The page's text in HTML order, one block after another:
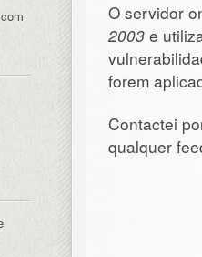
O servidor
2003 e
forem
Contactei
qualquer